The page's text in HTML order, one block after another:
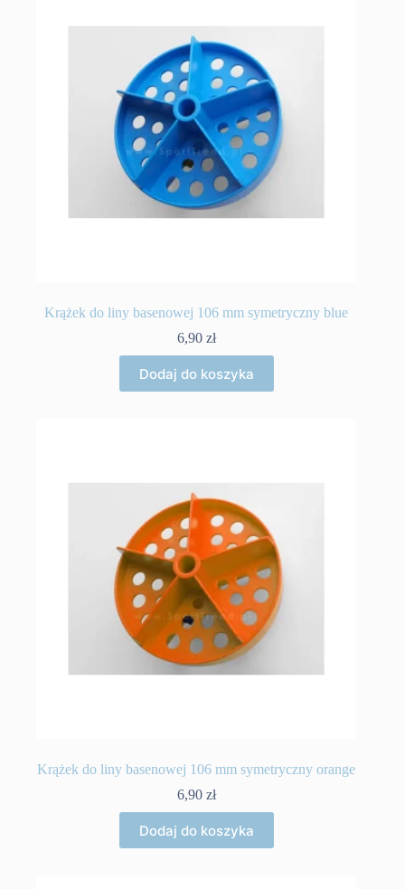
Krążek do liny basenowej 106 mm symetryczny blue
6,90 zł
Dodaj do koszyka
Krążek do liny basenowej 106 mm symetryczny orange
6,90 zł
Dodaj do koszyka